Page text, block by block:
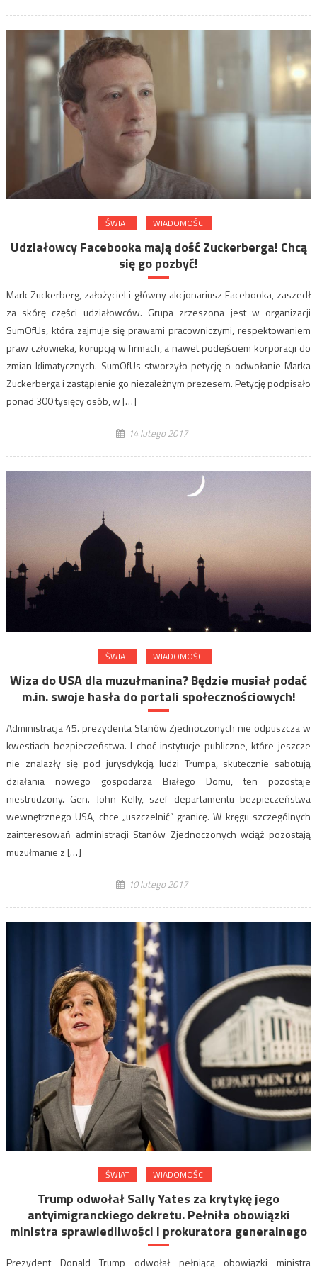
ŚWIAT WIADOMOŚCI
Udziałowcy Facebooka mają dość Zuckerberga! Chcą
się go pozbyć!
Mark Zuckerberg, założyciel i główny akcjonariusz Facebooka, zaszedł
za skórę części udziałowców. Grupa zrzeszona jest w organizacji
SumOfUs, która zajmuje się prawami pracowniczymi, respektowaniem
praw człowieka, korupcją w firmach, a nawet podejściem korporacji do
zmian klimatycznych. SumOfUs stworzyło petycję o odwołanie Marka
Zuckerberga i zastąpienie go niezależnym prezesem. Petycję podpisało
ponad 300 tysięcy osób, w […]
14 lutego 2017
ŚWIAT WIADOMOŚCI
Wiza do USA dla muzułmanina? Będzie musiał podać
m.in. swoje hasła do portali społecznościowych!
Administracja 45. prezydenta Stanów Zjednoczonych nie odpuszcza w
kwestiach bezpieczeństwa. I choć instytucje publiczne, które jeszcze
nie znalazły się pod jurysdykcją ludzi Trumpa, skutecznie sabotują
działania nowego gospodarza Białego Domu, ten pozostaje
niestrudzony. Gen. John Kelly, szef departamentu bezpieczeństwa
wewnętrznego USA, chce „uszczelnić” granicę. W kręgu szczególnych
zainteresowań administracji Stanów Zjednoczonych wciąż pozostają
muzułmanie z […]
10 lutego 2017
ŚWIAT WIADOMOŚCI
Trump odwołał Sally Yates za krytykę jego
antyimigranckiego dekretu. Pełniła obowiązki
ministra sprawiedliwości i prokuratora generalnego
Prezydent Donald Trump odwołał pełniącą obowiązki ministra